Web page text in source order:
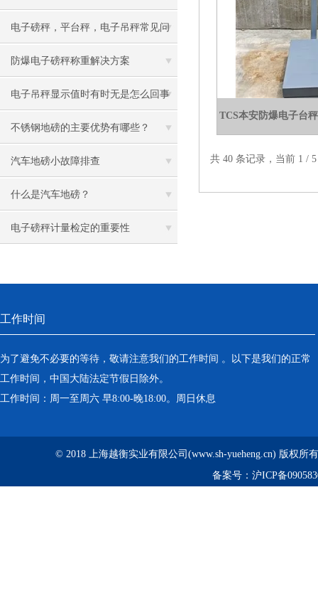
电子磅秤，平台秤，电子吊秤常见问
题及处理方案
防爆电子磅秤称重解决方案
电子吊秤显示值时有时无是怎么回事
呢
不锈钢地磅的主要优势有哪些？
汽车地磅小故障排查
什么是汽车地磅？
电子磅秤计量检定的重要性
TCS本安防爆电子台
共 40 条记录，当前 1
工作时间
为了避免不必要的等待，敬请注意我们的工作时间 。以下是我们的正常
工作时间，中国大陆法定节假日除外。
工作时间：周一至周六 早8:00-晚18:00。周日休息
© 2018 上海越衡实业有限公司(www.sh-yueheng.cn) 版权所
备案号： 沪ICP备